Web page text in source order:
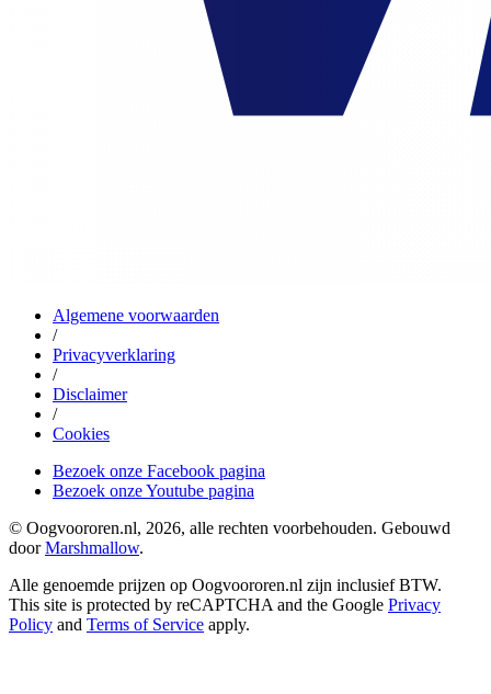
Algemene voorwaarden
/
Privacyverklaring
/
Disclaimer
/
Cookies
Bezoek onze Facebook pagina
Bezoek onze Youtube pagina
© Oogvoororen.nl, 2026, alle rechten voorbehouden. Gebouwd
doorMarshmallow.
Alle genoemde prijzen op Oogvoororen.nl zijn inclusief BTW.
This site is protected by reCAPTCHA and the Google Privacy
Policy and Terms of Service apply.